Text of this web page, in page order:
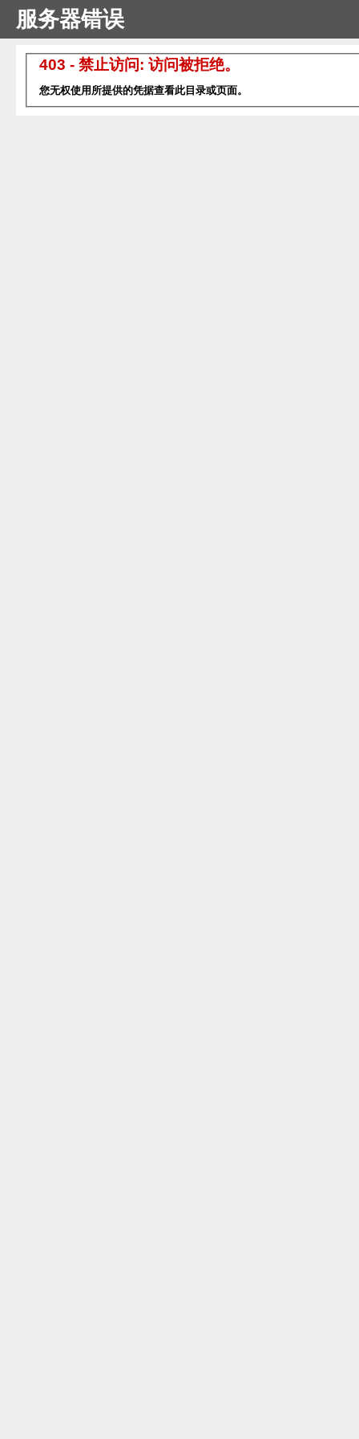
服务器错误
403 - 禁止访问: 访问被拒绝。
您无权使用所提供的凭据查看此目录或页面。